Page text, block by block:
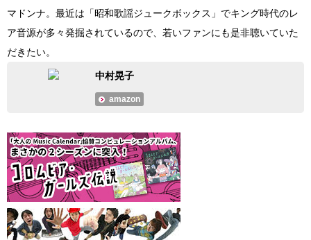
マドンナ。最近は「昭和歌謡ジュークボックス」でキング時代のレ
ア音源が多々発掘されているので、若いファンにも是非聴いていた
だきたい。
中村晃子
amazon